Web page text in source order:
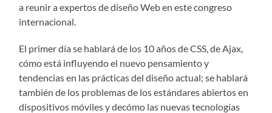
a reunir a expertos de diseño Web en este congreso
internacional.
El primer día se hablará de los 10 años de CSS, de Ajax,
cómo está influyendo el nuevo pensamiento y
tendencias en las prácticas del diseño actual; se hablará
también de los problemas de los estándares abiertos en
dispositivos móviles y decómo las nuevas tecnologías